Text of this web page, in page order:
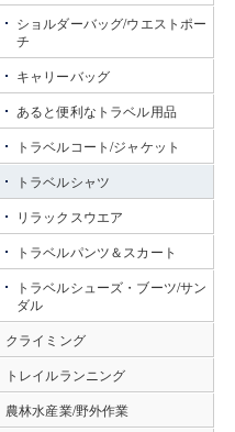
ショルダーバッグ/ウエストポー
チ
キャリーバッグ
あると便利なトラベル用品
トラベルコート/ジャケット
トラベルシャツ
リラックスウエア
トラベルパンツ＆スカート
トラベルシューズ・ブーツ/サン
ダル
クライミング
トレイルランニング
農林水産業/野外作業